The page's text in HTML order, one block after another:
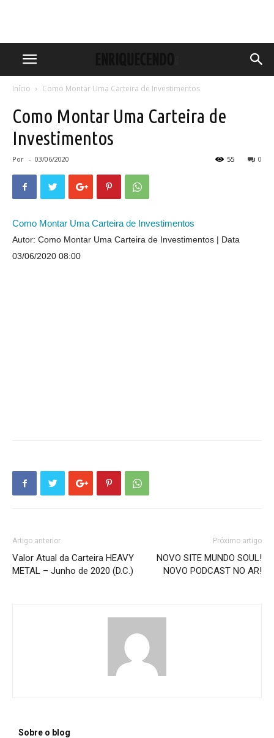
Início Como Montar Uma Carteira de Investimentos
Como Montar Uma Carteira de
Investimentos
Por - 03/06/2020 0
55
Como Montar Uma Carteira de Investimentos
Autor: Como Montar Uma Carteira de Investimentos
Data
03/06/2020 08:00
Artigo anterior
Valor Atual da Carteira HEAVY
METAL – Junho de 2020 (D.C.)
Próximo artigo
NOVO SITE MUNDO SOUL!
NOVO PODCAST NO AR!
Sobre o blog